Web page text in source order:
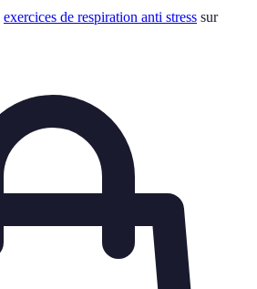
exercices de respiration anti stress sur